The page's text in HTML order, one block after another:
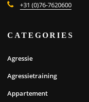
+31 (0)76-7620600
CATEGORIES
Agressie
Agressietraining
Appartement